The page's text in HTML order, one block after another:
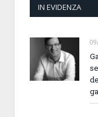
IN EVIDENZA